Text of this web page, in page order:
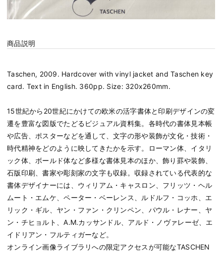
商品説明
Taschen, 2009. Hardcover with vinyl jacket and Taschen key
card. Text in English. 360pp. Size: 320x260mm.
15世紀から20世紀にかけての欧米の活字書体と印刷デザインの変
遷を豊富な図版でたどるビジュアル資料集。各時代の書体見本帳
や広告、ポスターなどを通して、文字の形や装飾が文化・技術・
時代精神をどのように映してきたかを示す。ローマン体、イタリ
ック体、ボールド体など多様な書体見本のほか、飾り罫や装飾、
石版印刷、書家や彫刻家の文字も収録。収録されている代表的な
書体デザイナーには、ウィリアム・キャスロン、フリッツ・ヘル
ムート・エムケ、ペーター・ベーレンス、ルドルフ・コッホ、エ
リック・ギル、ヤン・ファン・クリンペン、パウル・レナー、ヤ
ン・チヒョルト、A.M.カッサンドル、アルド・ノヴァレーゼ、エ
イドリアン・フルティガーなど。
オンライン画像ライブラリへの限定アクセスが可能なTASCHEN